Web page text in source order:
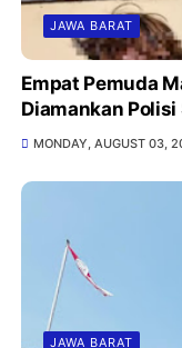
JAWA BARAT
Empat Pemuda
Diamankan
MONDAY, AUGUST 03,
JAWA BARAT